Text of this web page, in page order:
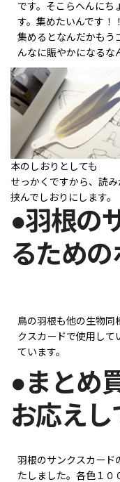
です。そこらへんにち
す。集めたいんです！
集めるとなんだかもう
んなに賑やかになるな
本のしおりとしても
せっかくですから、読
挟んでしおりにします。
●羽根の
るため
鳥の羽根も他の生物同
クスカードで使用して
ています。
●まとめ
お応えし
羽根のサンクスカード
たしました。各色１０